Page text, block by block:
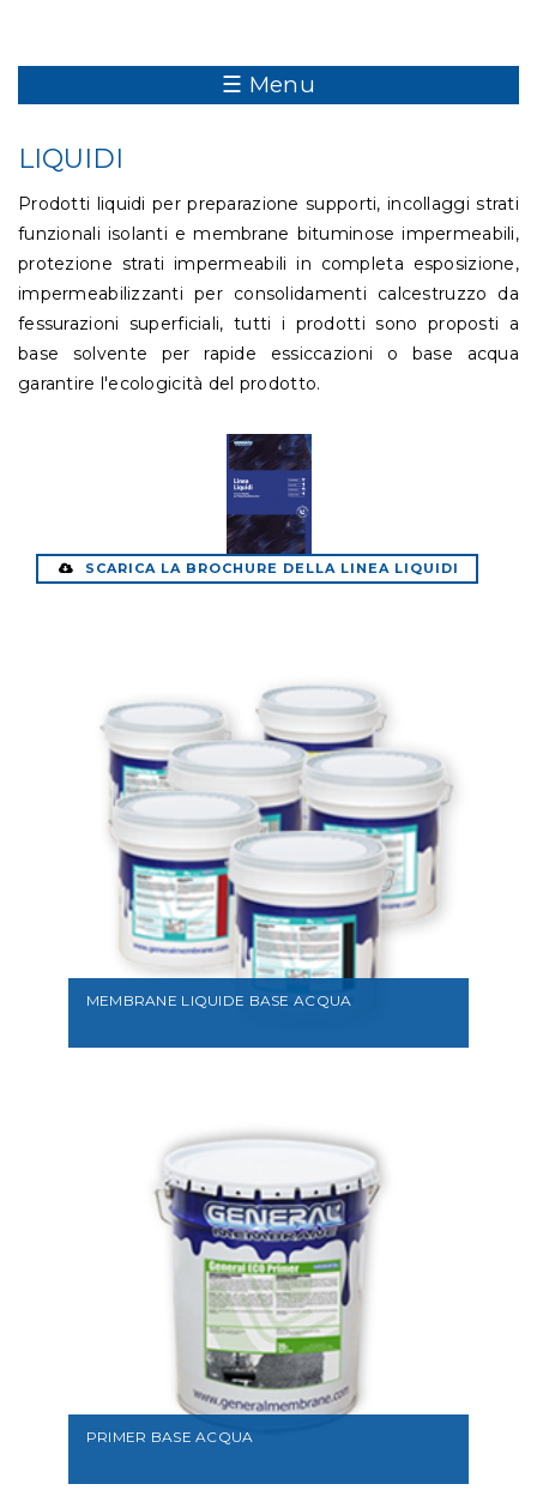
☰ Menu
LIQUIDI
Prodotti liquidi per preparazione supporti, incollaggi strati
funzionali isolanti e membrane bituminose impermeabili,
protezione strati impermeabili in completa esposizione,
impermeabilizzanti per consolidamenti calcestruzzo da
fessurazioni superficiali, tutti i prodotti sono proposti a
base solvente per rapide essiccazioni o base acqua
garantire l'ecologicità del prodotto.
SCARICA LA BROCHURE DELLA LINEA LIQUIDI
MEMBRANE LIQUIDE BASE ACQUA
VEDI
PRIMER BASE ACQUA